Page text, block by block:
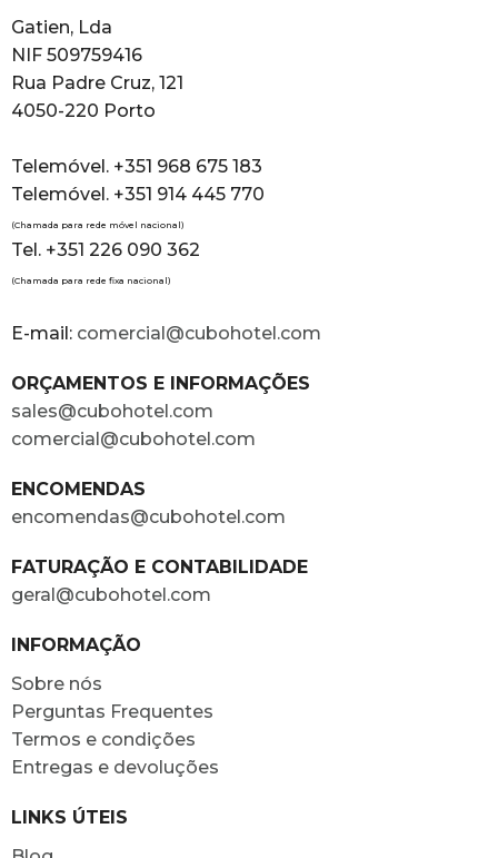
Gatien, Lda
NIF 509759416
Rua Padre Cruz, 121
4050-220 Porto
Telemóvel. +351 968 675 183
Telemóvel. +351 914 445 770
(Chamada para rede móvel nacional)
Tel. +351 226 090 362
(Chamada para rede fixa nacional)
E-mail: comercial@cubohotel.com
ORÇAMENTOS E INFORMAÇÕES
sales@cubohotel.com
comercial@cubohotel.com
ENCOMENDAS
encomendas@cubohotel.com
FATURAÇÃO E CONTABILIDADE
geral@cubohotel.com
INFORMAÇÃO
Sobre nós
Perguntas Frequentes
Termos e condições
Entregas e devoluções
LINKS ÚTEIS